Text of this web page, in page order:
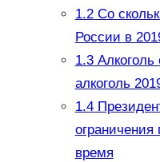
1.2Со
России в
1.3Алкоголь
алкоголь
1.4
ограничения
время